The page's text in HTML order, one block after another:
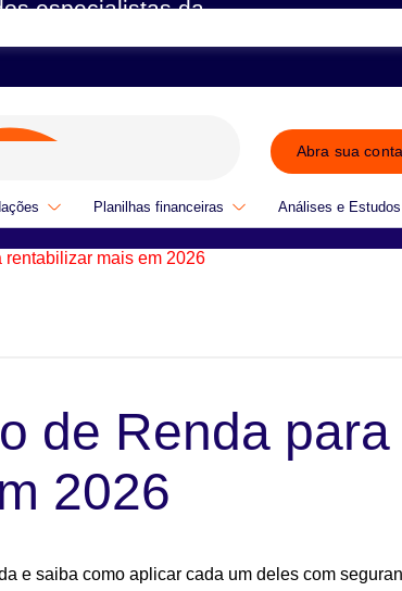
especialistas da
Abra sua conta
Planilhas financeiras Análises e Estudos
rentabilizar mais em 2026
de Renda
2026
e saiba como aplicar cada um deles com